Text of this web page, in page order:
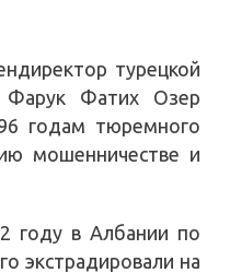
турецкой
Фарук Фатих Озер
годам тюремного
мошенничестве и
году в Албании по
экстрадировали на